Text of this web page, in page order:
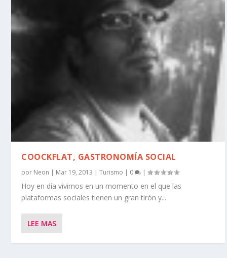
COOCKFLAT, GASTRONOMÍA SOCIAL
por Neon | Mar 19, 2013 |Turismo | 0 |
Hoy en día vivimos en un momento en el que las
plataformas sociales tienen un gran tirón y...
LEE MAS